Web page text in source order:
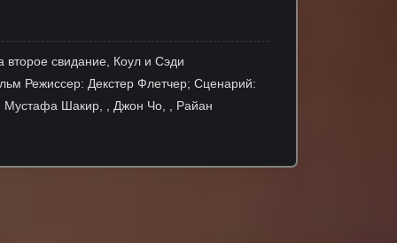
второе свидание, Коул и Сэди
Режиссер: Декстер Флетчер; Сценарий:
Мустафа Шакир, , Джон Чо, , Райан